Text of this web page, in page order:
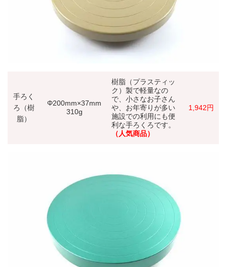
手ろく
ろ （樹
脂）
Φ200mm×37mm
310g
樹脂（プラスティッ
ク）製で軽量なの
で、小さなお子さん
や、お年寄りが多い
施設での利用にも便
利な手ろくろです。
（人気商品）
1,942円